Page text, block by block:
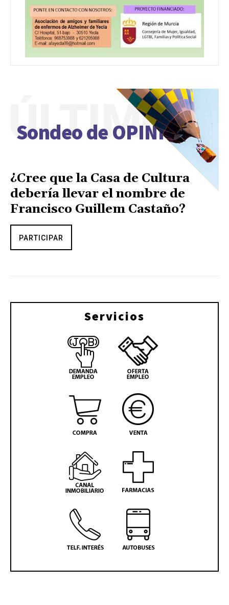
Sondeo de OPINIÓN
ÚLTIMO
¿Cree que la Casa de Cultura
debería llevar el nombre de
Francisco Guillem Castaño?
PARTICIPAR
Servicios